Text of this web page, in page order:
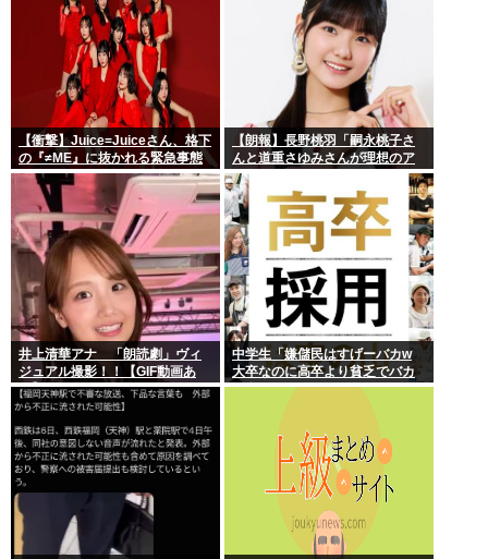
【衝撃】Juice=Juiceさん、格下
の『≠ME』に抜かれる緊急事態
ｗｗｗｗｗｗｗｗｗｗｗｗ
【朗報】長野桃羽「嗣永桃子さ
んと道重さゆみさんが理想のア
イドル像」
井上清華アナ 「朗読劇」ヴィ
ジュアル撮影！！【GIF動画あ
り】
中学生「嫌儲民はすげーバカw
大卒なのに高卒より貧乏でバカ
が多いw」エックスで一万いいね